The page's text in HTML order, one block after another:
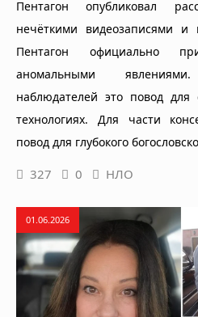
Пентагон опубликовал
нечёткими видеозаписями и
Пентагон официально
аномальными
наблюдателей это повод
технологиях. Для части
повод для глубокого
327 0 НЛО
01.06.2026